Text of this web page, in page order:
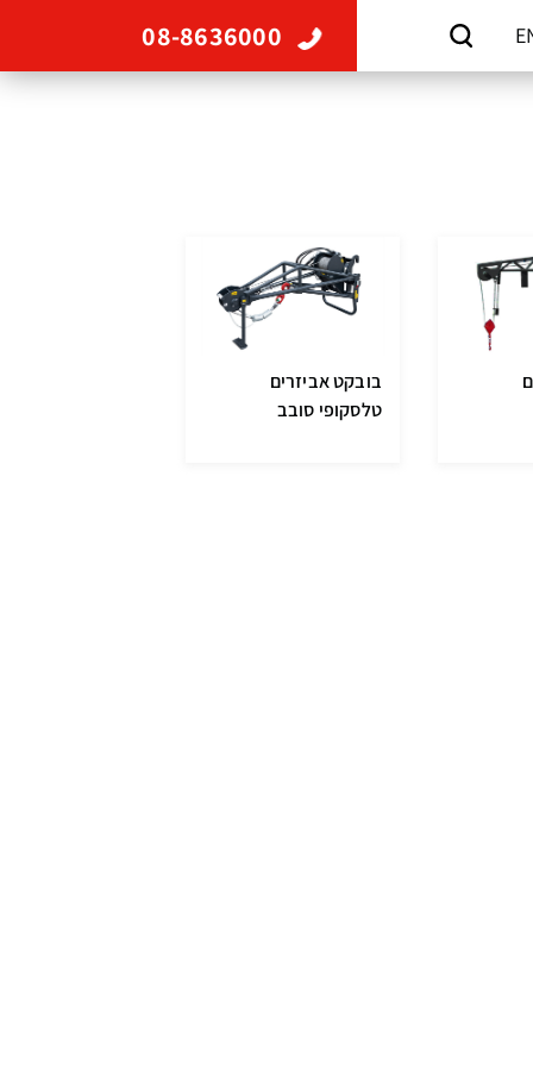
08-8636000
בובקט אביזרים
טלסקופי סובב